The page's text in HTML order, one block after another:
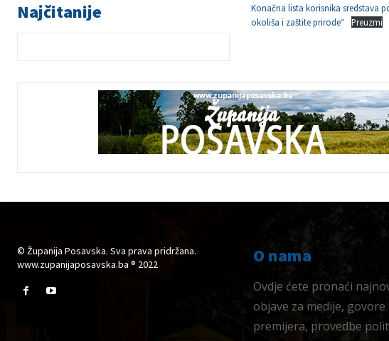
Najčitanije
Konačna lista korisnika sredstava
okoliša i zaštite prirode“
Preuzmi
© Županija Posavska. Sva prava pridržana.
www.zupanijaposavska.ba ® 2022
O nama
Ovdje ćete pronaći
objave za medije, govore
premijera, provedbe